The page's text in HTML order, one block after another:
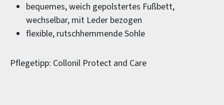
bequemes, weich gepolstertes Fußbett,
wechselbar, mit Leder bezogen
flexible, rutschhemmende Sohle
Pflegetipp: Collonil Protect and Care